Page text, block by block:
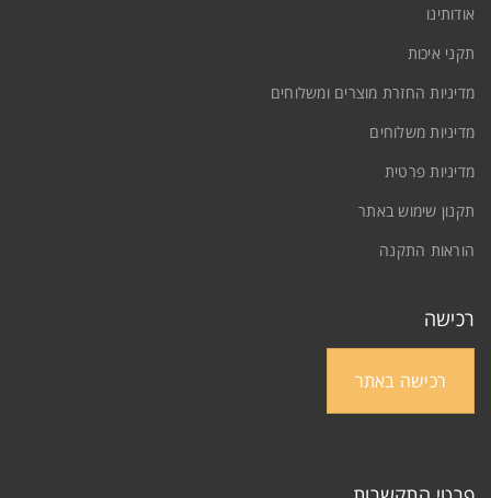
אודותינו
תקני איכות
מדיניות החזרת מוצרים ומשלוחים
מדיניות משלוחים
מדיניות פרטית
תקנון שימוש באתר
הוראות התקנה
רכישה
רכישה באתר